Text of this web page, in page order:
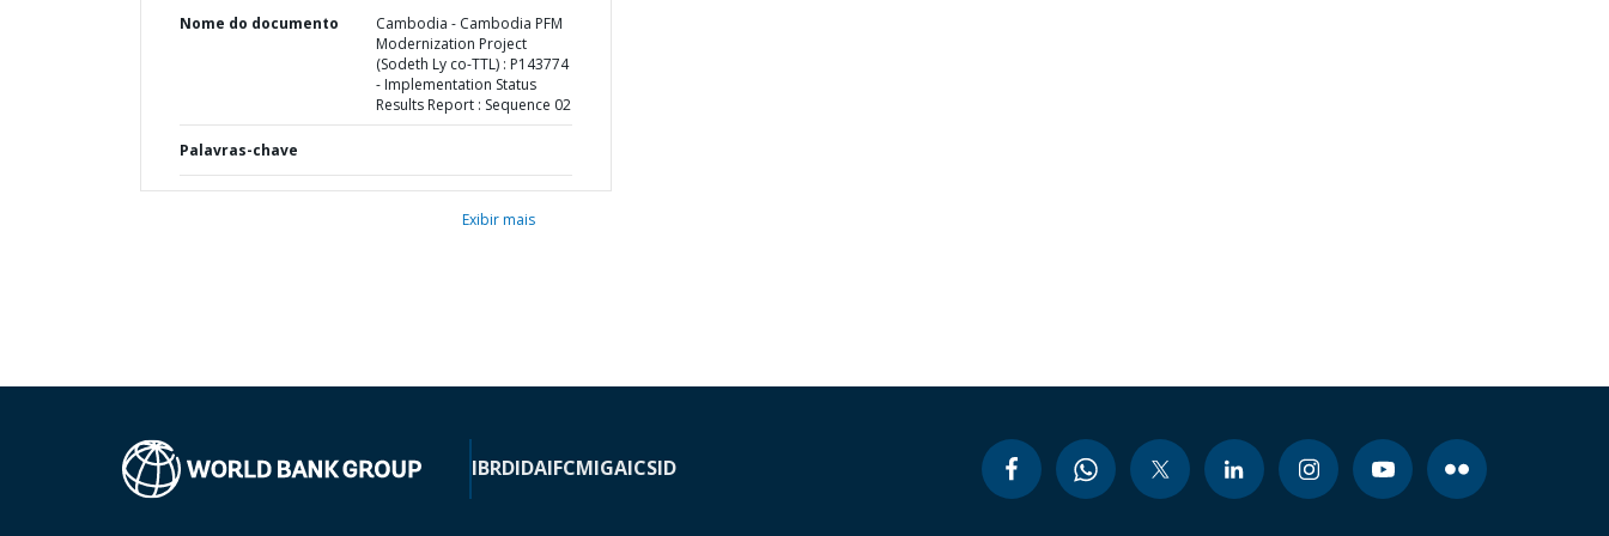
Nome do documento
Cambodia - Cambodia PFM
Modernization Project
(Sodeth Ly co-TTL) : P143774
- Implementation Status
Results Report : Sequence 02
Palavras-chave
Exibir mais
IBRDIDAIFCMIGAICSID